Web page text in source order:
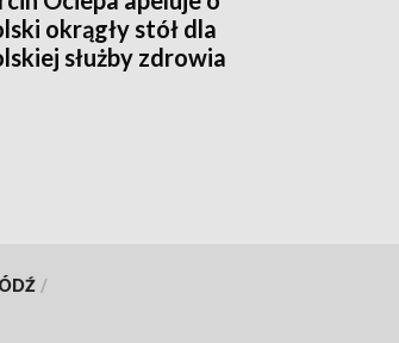
okrągły stół dla
służby zdrowia
/